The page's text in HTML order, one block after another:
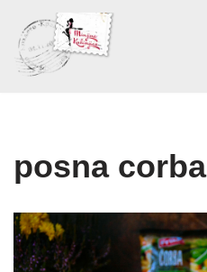
Skoči
na
posna corba